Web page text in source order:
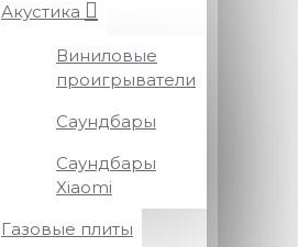
Акустика
Виниловые
проигрыватели
Саундбары
Саундбары
Xiaomi
Газовые плиты